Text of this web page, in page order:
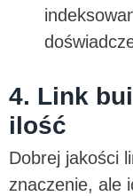
4. Link
ilość
Dobrej jakości
znaczenie, ale